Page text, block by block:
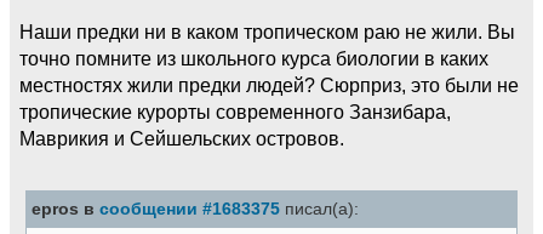
Наши предки ни в каком тропическом раю не жили. Вы
точно помните из школьного курса биологии в каких
местностях жили предки людей? Сюрприз, это были не
тропические курорты современного Занзибара,
Маврикия и Сейшельских островов.
epros в сообщении #1683375 писал(а):